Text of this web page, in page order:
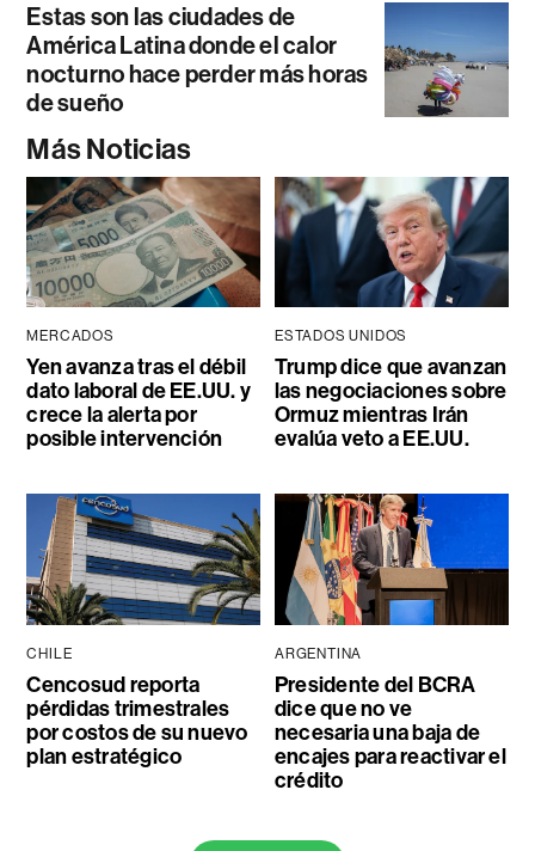
Estas son las ciudades de
América Latina donde el calor
nocturno hace perder más horas
de sueño
Más Noticias
MERCADOS
Yen avanza tras el débil
dato laboral de EE.UU. y
crece la alerta por
posible intervención
ESTADOS UNIDOS
Trump dice que avanzan
las negociaciones sobre
Ormuz mientras Irán
evalúa veto a EE.UU.
CHILE
Cencosud reporta
pérdidas trimestrales
por costos de su nuevo
plan estratégico
ARGENTINA
Presidente del BCRA
dice que no ve
necesaria una baja de
encajes para reactivar el
crédito